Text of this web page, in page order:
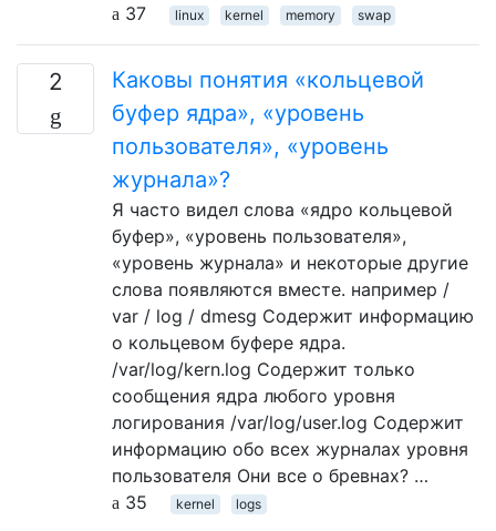
37
linux kernel memory swap
2
Каковы понятия «кольцевой
буфер ядра», «уровень
пользователя», «уровень
журнала»?
Я часто видел слова «ядро кольцевой
буфер», «уровень пользователя»,
«уровень журнала» и некоторые другие
слова появляются вместе. например /
var / log / dmesg Содержит информацию
о кольцевом буфере ядра.
/var/log/kern.log Содержит только
сообщения ядра любого уровня
логирования /var/log/user.log Содержит
информацию обо всех журналах уровня
пользователя Они все о бревнах? …
35
kernel logs